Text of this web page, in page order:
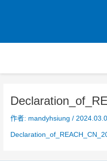
作者: mandyhsiung/